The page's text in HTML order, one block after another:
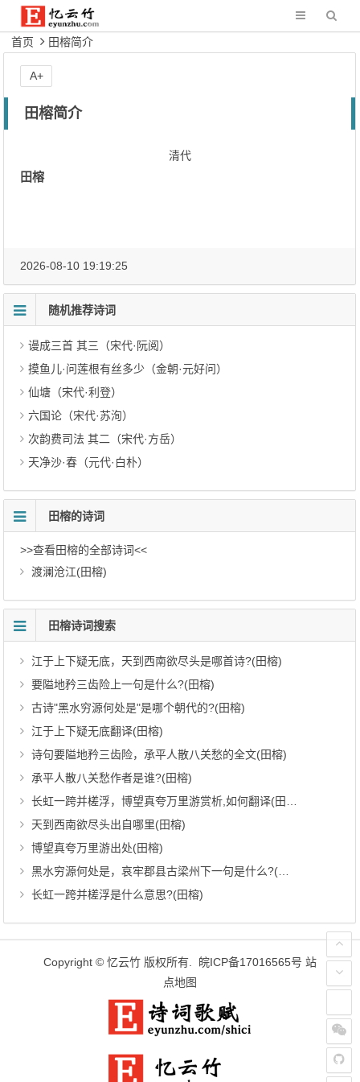
首页 田榕简介
田榕简介
清代
田榕
A+
2026-08-10 19:19:25
随机推荐诗词
谩成三首 其三（宋代·阮阅）
摸鱼儿·问莲根有丝多少（金朝·元好问）
仙塘（宋代·利登）
六国论（宋代·苏洵）
次韵费司法 其二（宋代·方岳）
天净沙·春（元代·白朴）
田榕的诗词
>>查看田榕的全部诗词<<
渡澜沧江(田榕)
田榕诗词搜索
江于上下疑无底，天到西南欲尽头是哪首诗?(田榕)
要隘地矜三齿险上一句是什么?(田榕)
古诗"黑水穷源何处是"是哪个朝代的?(田榕)
江于上下疑无底翻译(田榕)
诗句要隘地矜三齿险，承平人散八关愁的全文(田榕)
承平人散八关愁作者是谁?(田榕)
长虹一跨并槎浮，博望真夸万里游赏析,如何翻译(田榕)
天到西南欲尽头出自哪里(田榕)
博望真夸万里游出处(田榕)
黑水穷源何处是，哀牢郡县古梁州下一句是什么?(田榕)
长虹一跨并槎浮是什么意思?(田榕)
Copyright © 忆云竹 版权所有. 皖ICP备17016565号 站
点地图